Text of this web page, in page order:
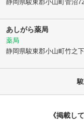
静岡県駿東郡小山町菅沼
あしがら薬局
薬局
静岡県駿東郡小山町竹之
《掲載し